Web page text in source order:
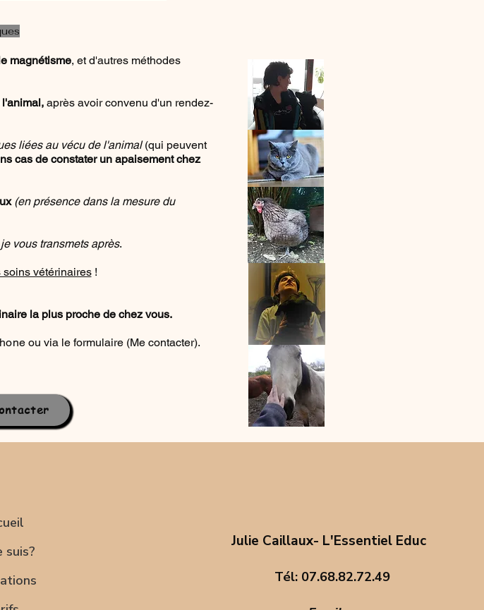
magnétisme, et d'autres méthodes
après avoir convenu d'un rendez-
liées au vécu de l'animal(qui peuvent
cas de constater un apaisement chez
(en présence dans la mesure du
vous transmets après.
vétérinaires!
la plus proche de chez vous.
ou via le formulaire (Me contacter).
suis?
Julie Caillaux- L'Essentiel Educ
Tél: 07.68.82.72.49